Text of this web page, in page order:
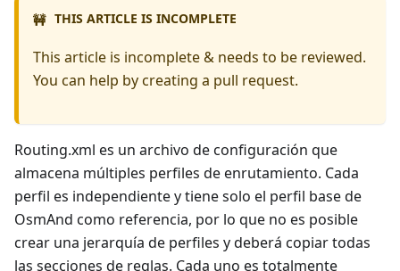
🚧 THIS ARTICLE IS INCOMPLETE
This article is incomplete & needs to be reviewed.
You can help by creating a pull request.
Routing.xml es un archivo de configuración que
almacena múltiples perfiles de enrutamiento. Cada
perfil es independiente y tiene solo el perfil base de
OsmAnd como referencia, por lo que no es posible
crear una jerarquía de perfiles y deberá copiar todas
las secciones de reglas. Cada uno es totalmente